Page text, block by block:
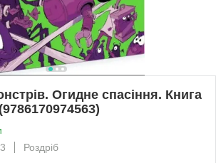
Огидне спасіння. Книга
Роздріб